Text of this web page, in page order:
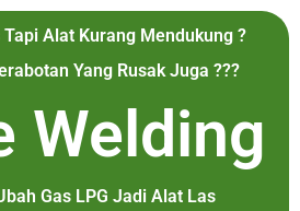
Alat Kurang Mendukung ?
Yang Rusak Juga ???
Welding
Gas LPG Jadi Alat Las